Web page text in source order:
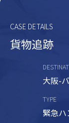
CASE DETAILS
貨物追跡
大阪-
TYPE
緊急